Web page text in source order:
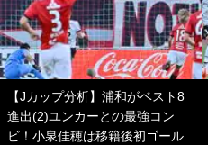
【Jカップ分析】浦和がベスト8
進出(2)ユンカーとの最強コン
ビ！小泉佳穂は移籍後初ゴール